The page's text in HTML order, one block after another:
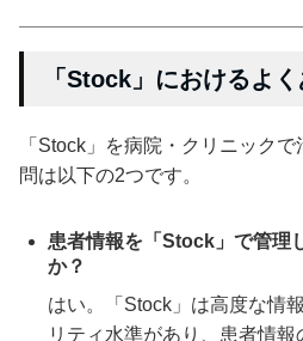
「Stock」におけるよ
「Stock」を病院・クリニック
問は以下の2つです。
患者情報を「Stock」で管理
か？
はい。「Stock」は高度な情
リティ水準があり、患者情報